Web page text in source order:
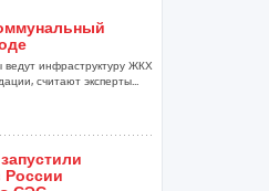
инфраструктуру ЖКХ
считают эксперты...
России